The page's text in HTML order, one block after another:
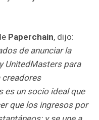
Paperchain, dijo:
de anunciar la
UnitedMasters para
creadores
es un socio ideal que
que los ingresos por